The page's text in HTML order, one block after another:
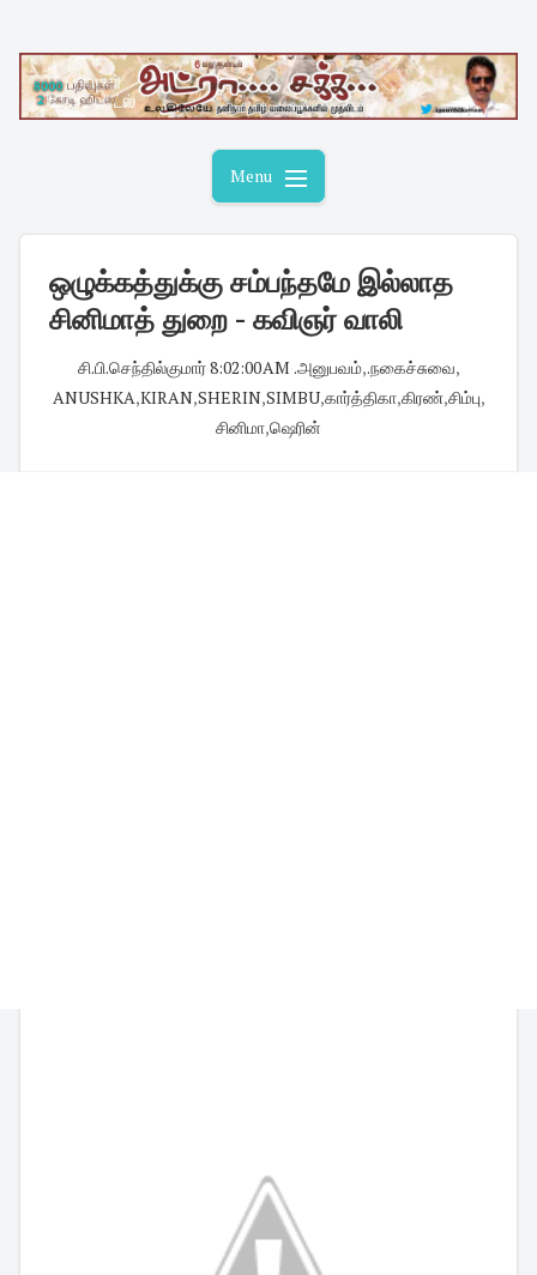
content
Menu
ஒழுக்கத்துக்கு சம்பந்தமே இல்லாத
சினிமாத் துறை - கவிஞர் வாலி
சி.பி.செந்தில்குமார்·8:02:00 AM .அனுபவம்,.நகைச்சுவை,
ANUSHKA,KIRAN,SHERIN,SIMBU,கார்த்திகா,கிரண்,சிம்பு,
சினிமா,ஷெரின்